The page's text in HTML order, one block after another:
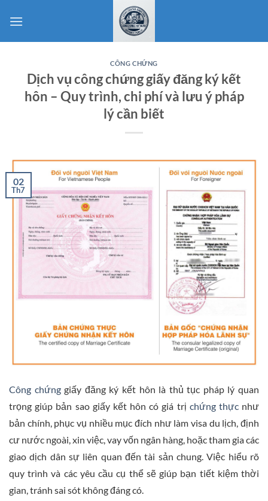
qua
CÔNG CHỨNG
Dịch vụ công chứng giấy đăng ký kết
hôn – Quy trình, chi phí và lưu ý pháp
lý cần biết
02
Th7
Công chứnggiấy đăng ký kết hôn là thủ tục pháp lý quan
trọng giúp bản sao giấy kết hôn có giá trị chứng thựcnhư
bản chính, phục vụ nhiều mục đích như làm visa du lịch, định
cư nước ngoài, xin việc, vay vốn ngân hàng, hoặc tham gia các
giao dịch dân sự liên quan đến tài sản chung. Việc hiểu rõ
quy trình và các yêu cầu cụ thể sẽ giúp bạn tiết kiệm thời
gian, tránh sai sót không đáng có.